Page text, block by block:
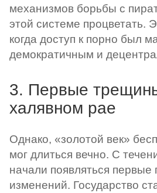
механизмов борьбы с
этой системе процветать.
когда доступ к порно был
демократичным и
3. Первые
халявном рае
Однако, «золотой век»
мог длиться вечно. С
начали появляться первые
изменений. Государство